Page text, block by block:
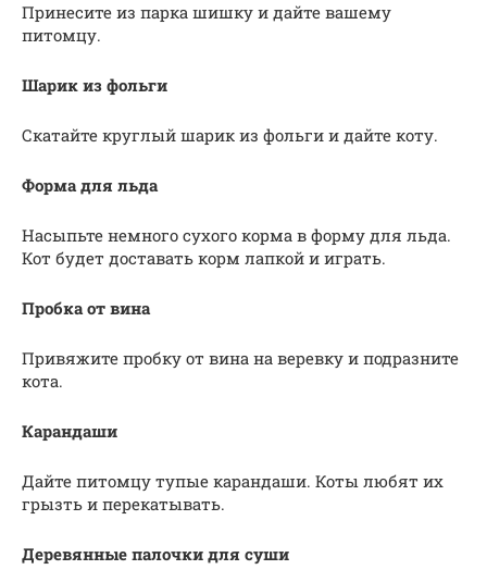
Принесите из парка шишку и дайте вашему
питомцу.
Шарик из фольги
Скатайте круглый шарик из фольги и дайте коту.
Форма для льда
Насыпьте немного сухого корма в форму для льда.
Кот будет доставать корм лапкой и играть.
Пробка от вина
Привяжите пробку от вина на веревку и подразните
кота.
Карандаши
Дайте питомцу тупые карандаши. Коты любят их
грызть и перекатывать.
Деревянные палочки для суши